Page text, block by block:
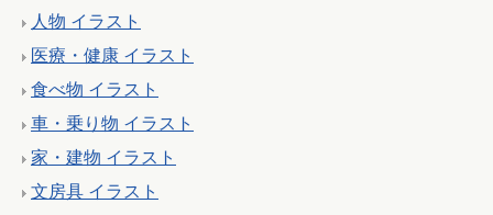
人物 イラスト
医療・健康 イラスト
食べ物 イラスト
車・乗り物 イラスト
家・建物 イラスト
文房具 イラスト